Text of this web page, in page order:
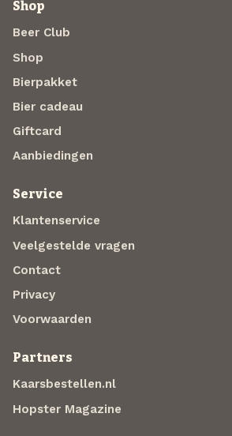
Shop
Beer Club
Shop
Bierpakket
Bier cadeau
Giftcard
Aanbiedingen
Service
Klantenservice
Veelgestelde vragen
Contact
Privacy
Voorwaarden
Partners
Kaarsbestellen.nl
Hopster Magazine